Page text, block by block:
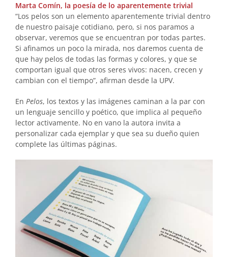
Marta Comín, la poesía de lo aparentemente trivial
“Los pelos son un elemento aparentemente trivial dentro
de nuestro paisaje cotidiano, pero, si nos paramos a
observar, veremos que se encuentran por todas partes.
Si afinamos un poco la mirada, nos daremos cuenta de
que hay pelos de todas las formas y colores, y que se
comportan igual que otros seres vivos: nacen, crecen y
cambian con el tiempo”, afirman desde la UPV.
En Pelos, los textos y las imágenes caminan a la par con
un lenguaje sencillo y poético, que implica al pequeño
lector activamente. No en vano la autora invita a
personalizar cada ejemplar y que sea su dueño quien
complete las últimas páginas.